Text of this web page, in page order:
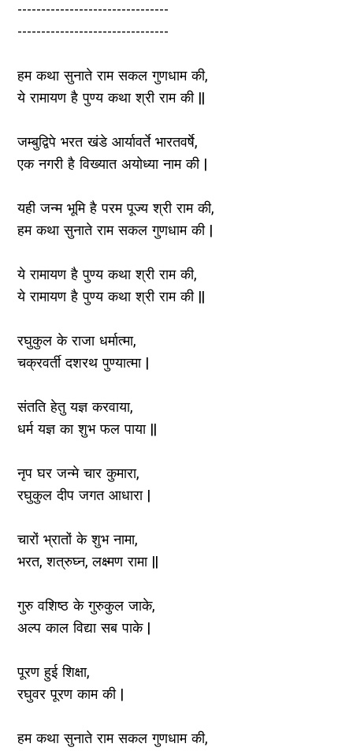
--------------------------------
--------------------------------
हम कथा सुनाते राम सकल गुणधाम की,
ये रामायण है पुण्य कथा श्री राम की ||
जम्बुद्विपे भरत खंडे आर्यावर्ते भारतवर्षे,
एक नगरी है विख्यात अयोध्या नाम की |
यही जन्म भूमि है परम पूज्य श्री राम की,
हम कथा सुनाते राम सकल गुणधाम की |
ये रामायण है पुण्य कथा श्री राम की,
ये रामायण है पुण्य कथा श्री राम की ||
रघुकुल के राजा धर्मात्मा,
चक्रवर्ती दशरथ पुण्यात्मा |
संतति हेतु यज्ञ करवाया,
धर्म यज्ञ का शुभ फल पाया ||
नृप घर जन्मे चार कुमारा,
रघुकुल दीप जगत आधारा |
चारों भ्रातों के शुभ नामा,
भरत, शत्रुघ्न, लक्ष्मण रामा ||
गुरु वशिष्ठ के गुरुकुल जाके,
अल्प काल विद्या सब पाके |
पूरण हुई शिक्षा,
रघुवर पूरण काम की |
हम कथा सुनाते राम सकल गुणधाम की,